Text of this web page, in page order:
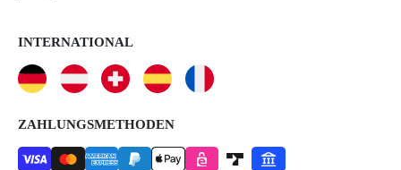
INTERNATIONAL
ZAHLUNGSMETHODEN